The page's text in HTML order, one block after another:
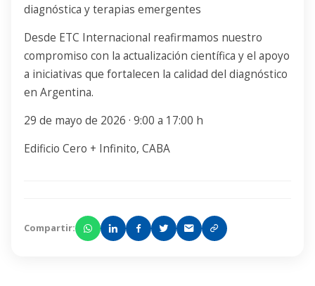
diagnóstica y terapias emergentes
Desde ETC Internacional reafirmamos nuestro
compromiso con la actualización científica y el apoyo
a iniciativas que fortalecen la calidad del diagnóstico
en Argentina.
29 de mayo de 2026 · 9:00 a 17:00 h
Edificio Cero + Infinito, CABA
Compartir: